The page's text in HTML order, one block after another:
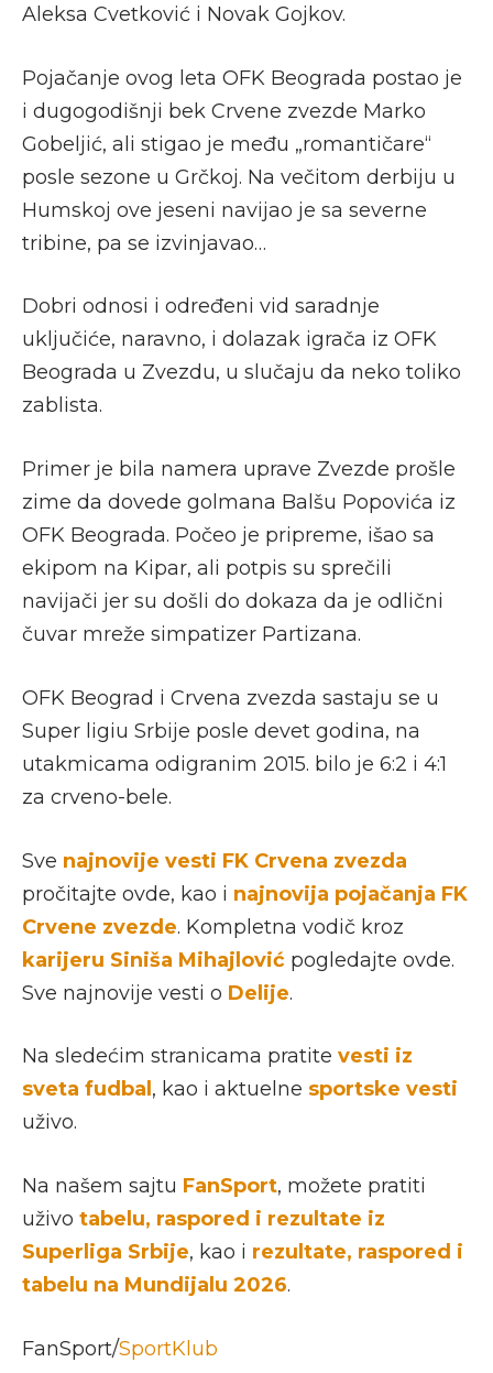
Aleksa Cvetković i Novak Gojkov.
Pojačanje ovog leta OFK Beograda postao je
i dugogodišnji bek Crvene zvezde Marko
Gobeljić, ali stigao je među „romantičare“
posle sezone u Grčkoj. Na večitom derbiju u
Humskoj ove jeseni navijao je sa severne
tribine, pa se izvinjavao…
Dobri odnosi i određeni vid saradnje
uključiće, naravno, i dolazak igrača iz OFK
Beograda u Zvezdu, u slučaju da neko toliko
zablista.
Primer je bila namera uprave Zvezde prošle
zime da dovede golmana Balšu Popovića iz
OFK Beograda. Počeo je pripreme, išao sa
ekipom na Kipar, ali potpis su sprečili
navijači jer su došli do dokaza da je odlični
čuvar mreže simpatizer Partizana.
OFK Beograd i Crvena zvezda sastaju se u
Super ligiu Srbije posle devet godina, na
utakmicama odigranim 2015. bilo je 6:2 i 4:1
za crveno-bele.
Sve najnovije vesti FK Crvena zvezda
pročitajte ovde, kao i najnovija pojačanja FK
Crvene zvezde. Kompletna vodič kroz
karijeru Siniša Mihajlović pogledajte ovde.
Sve najnovije vesti o Delije.
Na sledećim stranicama pratite vesti iz
sveta fudbal , kao i aktuelne sportske vesti
uživo.
Na našem sajtu FanSport, možete pratiti
uživo tabelu, raspored i rezultate iz
Superliga Srbije, kao i rezultate, raspored i
tabelu na Mundijalu 2026.
FanSport/SportKlub